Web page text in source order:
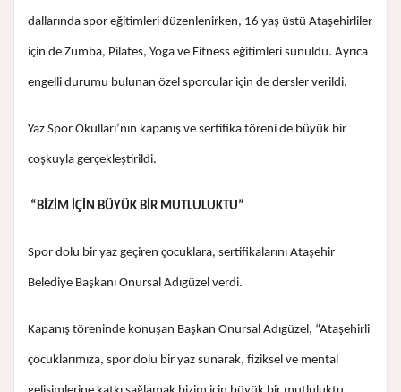
dallarında spor eğitimleri düzenlenirken, 16 yaş üstü Ataşehirliler
için de Zumba, Pilates, Yoga ve Fitness eğitimleri sunuldu. Ayrıca
engelli durumu bulunan özel sporcular için de dersler verildi.
Yaz Spor Okulları’nın kapanış ve sertifika töreni de büyük bir
coşkuyla gerçekleştirildi.
“BİZİM İÇİN BÜYÜK BİR MUTLULUKTU”
Spor dolu bir yaz geçiren çocuklara, sertifikalarını Ataşehir
Belediye Başkanı Onursal Adıgüzel verdi.
Kapanış töreninde konuşan Başkan Onursal Adıgüzel, “Ataşehirli
çocuklarımıza, spor dolu bir yaz sunarak, fiziksel ve mental